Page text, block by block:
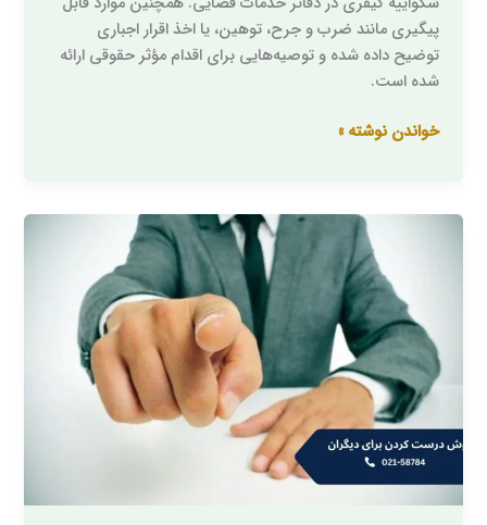
پیگیری مانند ضرب و جرح، توهین، یا اخذ اقرار اجباری
توضیح داده شده و توصیه‌هایی برای اقدام مؤثر حقوقی ارائه
شده است.
خواندن نوشته »
دیگران